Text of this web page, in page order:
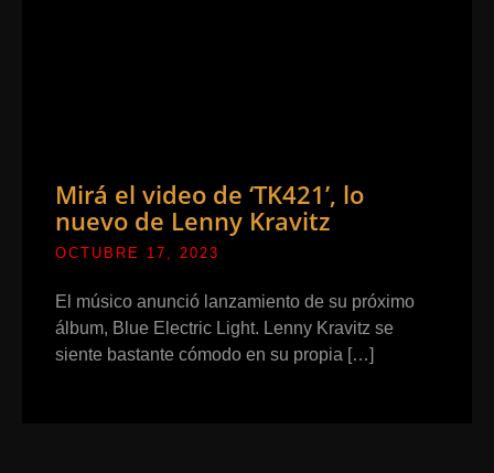
Mirá el video de ‘TK421’, lo
nuevo de Lenny Kravitz
OCTUBRE 17, 2023
El músico anunció lanzamiento de su próximo
álbum, Blue Electric Light. Lenny Kravitz se
siente bastante cómodo en su propia […]